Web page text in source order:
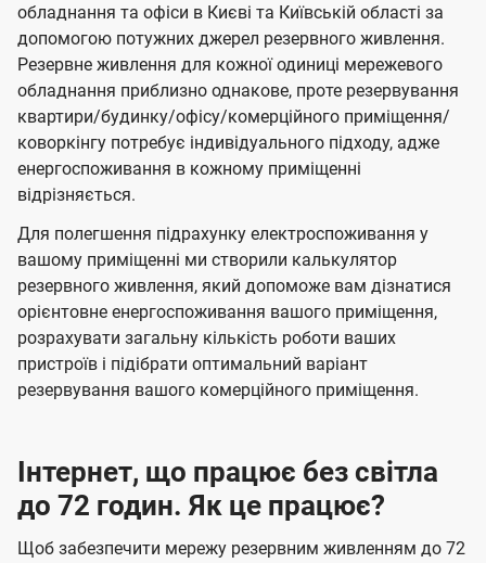
обладнання та офіси в Києві та Київській області за
допомогою потужних джерел резервного живлення.
Резервне живлення для кожної одиниці мережевого
обладнання приблизно однакове, проте резервування
квартири/будинку/офісу/комерційного приміщення/
коворкінгу потребує індивідуального підходу, адже
енергоспоживання в кожному приміщенні
відрізняється.
Для полегшення підрахунку електроспоживання у
вашому приміщенні ми створили калькулятор
резервного живлення, який допоможе вам дізнатися
орієнтовне енергоспоживання вашого приміщення,
розрахувати загальну кількість роботи ваших
пристроїв і підібрати оптимальний варіант
резервування вашого комерційного приміщення.
Інтернет, що працює без світла
до 72 годин. Як це працює?
Щоб забезпечити мережу резервним живленням до 72